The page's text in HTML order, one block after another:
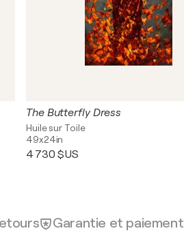
The Butterfly Dress
Huile sur Toile
49x24in
4 730 $US
Garantie et paiement